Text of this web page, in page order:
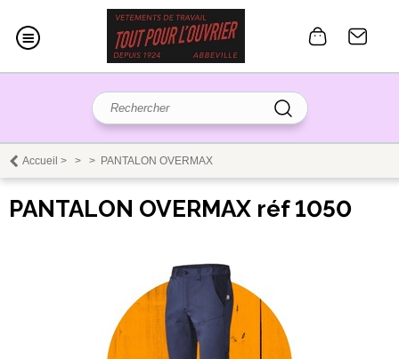
Accueil > > > PANTALON OVERMAX
PANTALON OVERMAX réf 1050